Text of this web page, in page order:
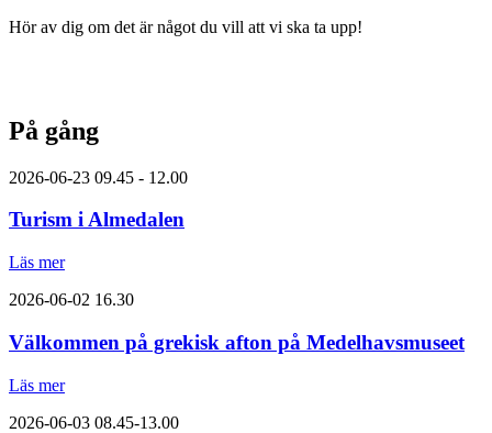
Hör av dig om det är något du vill att vi ska ta upp!
På gång
2026-06-23 09.45 - 12.00
Turism i Almedalen
Läs mer
2026-06-02 16.30
Välkommen på grekisk afton på Medelhavsmuseet
Läs mer
2026-06-03 08.45-13.00